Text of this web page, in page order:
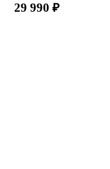
29 990 ₽